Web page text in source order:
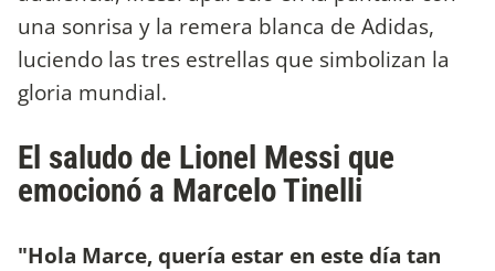
una sonrisa y la remera blanca de Adidas,
luciendo las tres estrellas que simbolizan la
gloria mundial.
El saludo de Lionel Messi que
emocionó a Marcelo Tinelli
"Hola Marce, quería estar en este día tan